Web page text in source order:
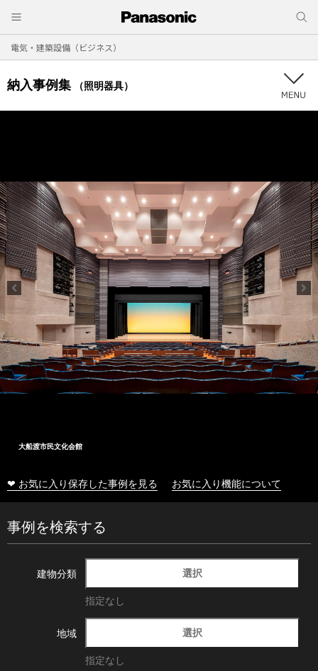
電気・建築設備（ビジネス）
納入事例集 （照明器具）
大船渡市民文化会館
❤ お気に入り保存した事例を見る お気に入り機能について
事例を検索する
建物分類 選択
指定なし
地域 選択
指定なし